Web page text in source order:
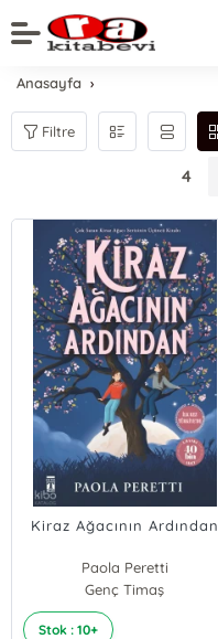
Anasayfa
Filtre
4
Kiraz Ağacının Ardından
Paola Peretti
Genç Timaş
Stok : 10+